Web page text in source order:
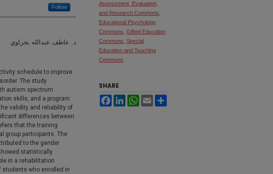
Follow
د. عاطف عبدالله بحراوي
schedule to improve
The study
autism spectrum
skills, and a program
validity and reliability of
differences between
that the training
group participants. The
to the gender
statistically
in a rehabilitation
students who enrolled in
Assessment, Evaluation,
and Research Commons
Educational Psychology
Commons Gifted Education
Commons Special
Education and Teaching
Commons
SHARE
FacebookLinkedInWhatsApp
Email